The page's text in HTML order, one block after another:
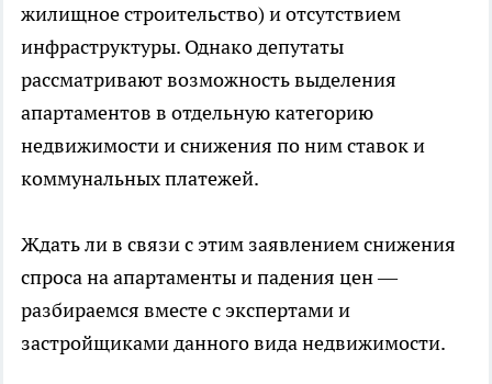
жилищное строительство) и отсутствием
инфраструктуры. Однако депутаты
рассматривают возможность выделения
апартаментов в отдельную категорию
недвижимости и снижения по ним ставок и
коммунальных платежей.
Ждать ли в связи с этим заявлением снижения
спроса на апартаменты и падения цен —
разбираемся вместе с экспертами и
застройщиками данного вида недвижимости.